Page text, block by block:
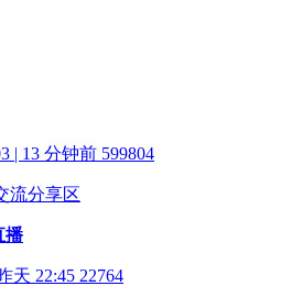
| 13 分钟前 599804
流分享区
播
天 22:45 22764